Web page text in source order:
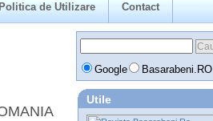
Politica de Utilizare Contact
Google Basarabeni.RO
Utile